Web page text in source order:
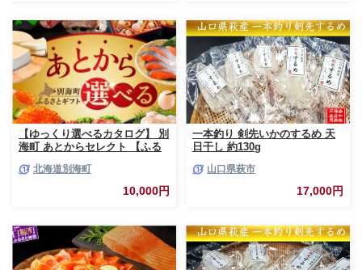
モン サケ
【ゆっくり選べるカタログ】 別
海町 あとからセレクト 【ふる
とから選べる！ ギフト いくら
ほたて 海鮮 牛肉 ケーキ アイス
【BY0000010】（ 後から選べ
カタログギフト あとからカタロ
グ あとからカタログポイント
あとからカタログギフト ふるさ
と納税 ）
北海道別海町
10,000円
一本釣り 剣先いかのするめ 天
日干し 約130g
山口県萩市
17,000円